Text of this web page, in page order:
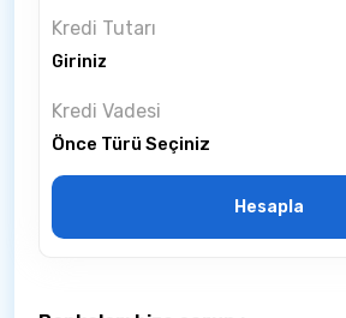
Kredi Tutarı
Kredi Vadesi
Önce Türü Seçiniz
Hesapla